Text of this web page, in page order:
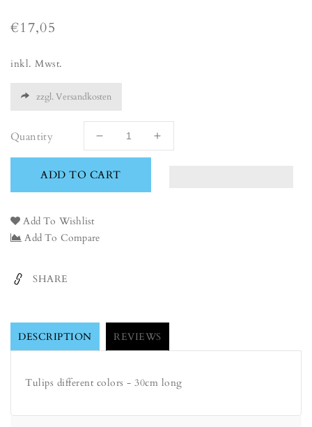
Regular
€17,05
inkl. Mwst.
zzgl. Versandkosten
Quantity
Decrease
quantity
for
Increase
ADD TO CART
Add To Wishlist
Add To Compare
SHARE
DESCRIPTION REVIEWS
Tulips different colors - 30cm long